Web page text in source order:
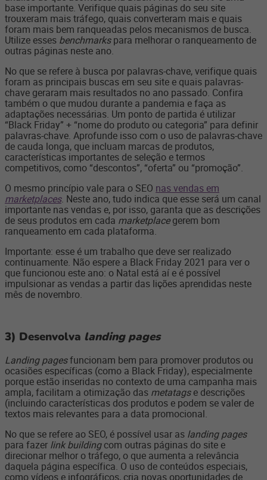
base importante. Verifique quais páginas do seu site
trouxeram mais tráfego, quais converteram mais e quais
foram mais bem ranqueadas pelos mecanismos de busca.
Utilize esses benchmarkspara melhorar o ranqueamento de
outras páginas neste ano.
No que se refere à busca por palavras-chave, verifique quais
foram as principais buscas em seu site e quais palavras-
chave geraram mais resultados no ano passado. Confira
também o que mudou durante a pandemia e faça as
adaptações necessárias. Um ponto de partida é utilizar
“Black Friday” + “nome do produto ou categoria” para definir
palavras-chave. Aprofunde isso com o uso de palavras-chave
de cauda longa, que incluam marcas de produtos,
características importantes de seleção e termos
competitivos, como “descontos”, “oferta” ou “promoção”.
O mesmo princípio vale para o SEO nas vendas em
marketplaces. Neste ano, tudo indica que esse será um canal
importante nas vendas e, por isso, garanta que as descrições
de seus produtos em cada marketplacegerem bom
ranqueamento em cada plataforma.
Importante: esse é um trabalho que deve ser realizado
continuamente. Não espere a Black Friday 2021 para ver o
que funcionou este ano: o Natal está aí e é possível
impulsionar as vendas a partir das lições aprendidas neste
mês de novembro.
3) Desenvolva landing pages
Landing pagesfuncionam bem para promover produtos ou
ocasiões específicas (como a Black Friday), especialmente
porque estão inseridas no contexto de uma campanha mais
ampla, facilitam a otimização das metatagse descrições
(incluindo características dos produtos e podem se valer de
textos mais relevantes para a data promocional.
No que se refere ao SEO, é possível usar as landing pages
para fazer link buildingcom outras páginas do site e
direcionar melhor o tráfego, o que aumenta a relevância
daquela página específica. O uso de conteúdos especiais,
como vídeos e infográficos, cria novas oportunidades de